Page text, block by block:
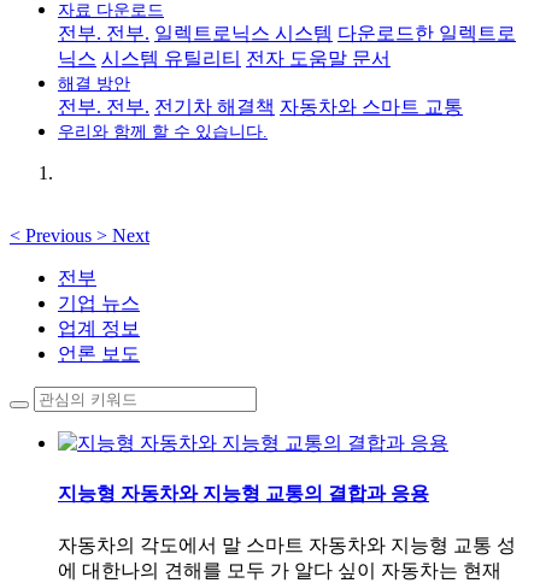
자료 다운로드
전부. 전부. 일렉트로닉스 시스템 다운로드한 일렉트로
닉스 시스템 유틸리티 전자 도움말 문서
해결 방안
전부. 전부. 전기차 해결책 자동차와 스마트 교통
우리와 함께 할 수 있습니다.
< Previous > Next
전부
기업 뉴스
업계 정보
언론 보도
지능형 자동차와 지능형 교통의 결합과 응용
자동차의 각도에서 말 스마트 자동차와 지능형 교통 성
에 대한나의 견해를 모두 가 알다 싶이 자동차는 현재